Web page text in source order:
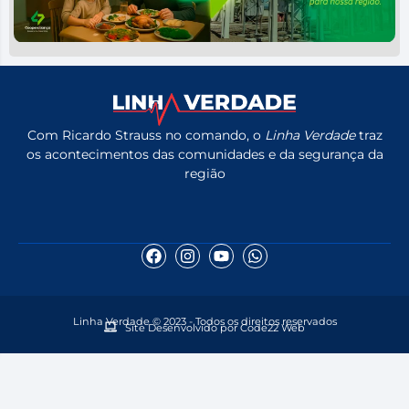
Com Ricardo Strauss no comando, o Linha Verdadetraz
os acontecimentos das comunidades e da segurança da
região
Linha Verdade © 2023 - Todos os direitos reservados
Site Desenvolvido por Code22 Web